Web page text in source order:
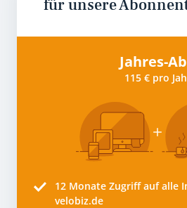
für unsere
Jahres-
115 € pro
12 Monate Zugriff auf alle
velobiz.de